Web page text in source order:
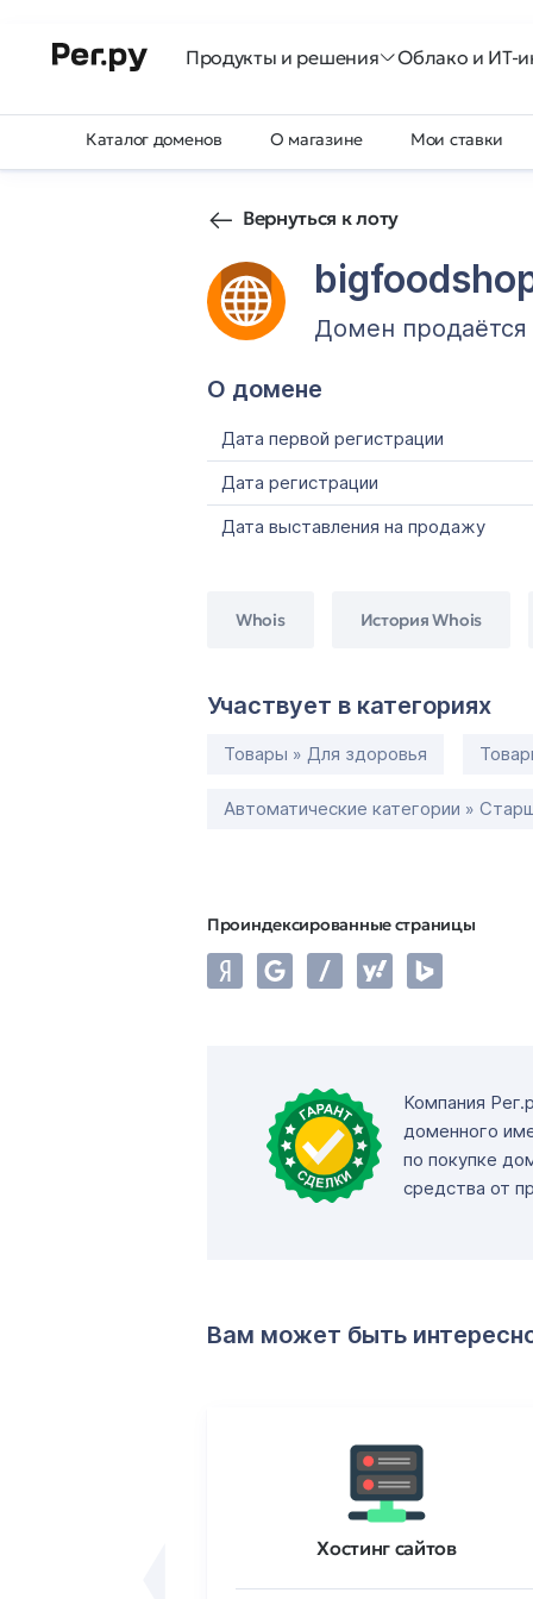
Продукты и решения Облако и ИТ-
Каталог доменов О магазине Мои ставки
Вернуться к лоту
Домен продаётся
О домене
Дата первой регистрации
Дата регистрации
Дата выставления на продажу
Whois История Whois
Участвует в категориях
Товары » Для здоровья
Автоматические категории »
Проиндексированные страницы
Компания
доменного
по покупке
средства от
Вам может быть
Хостинг сайтов